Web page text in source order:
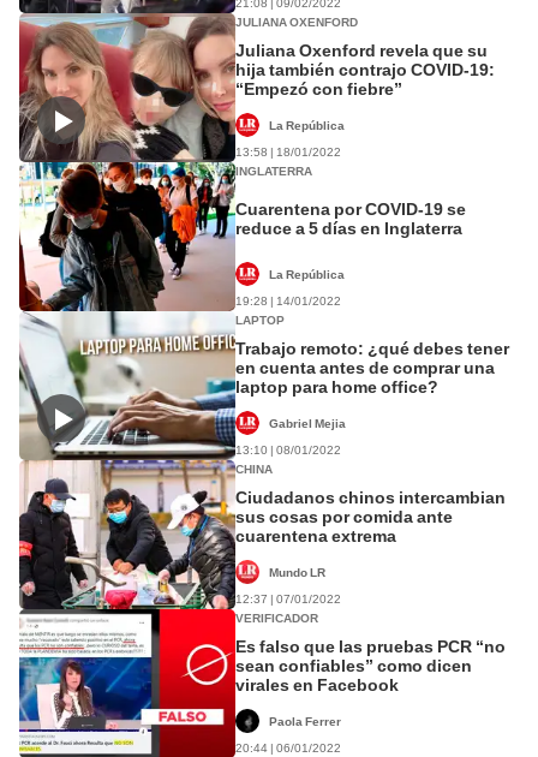
21:08 | 09/02/2022
JULIANA OXENFORD
Juliana Oxenford revela que su
hija también contrajo COVID-19:
“Empezó con fiebre”
La República
13:58 | 18/01/2022
INGLATERRA
Cuarentena por COVID-19 se
reduce a 5 días en Inglaterra
La República
19:28 | 14/01/2022
LAPTOP
Trabajo remoto: ¿qué debes tener
en cuenta antes de comprar una
laptop para home office?
Gabriel Mejia
13:10 | 08/01/2022
CHINA
Ciudadanos chinos intercambian
sus cosas por comida ante
cuarentena extrema
Mundo LR
12:37 | 07/01/2022
VERIFICADOR
Es falso que las pruebas PCR “no
sean confiables” como dicen
virales en Facebook
Paola Ferrer
20:44 | 06/01/2022